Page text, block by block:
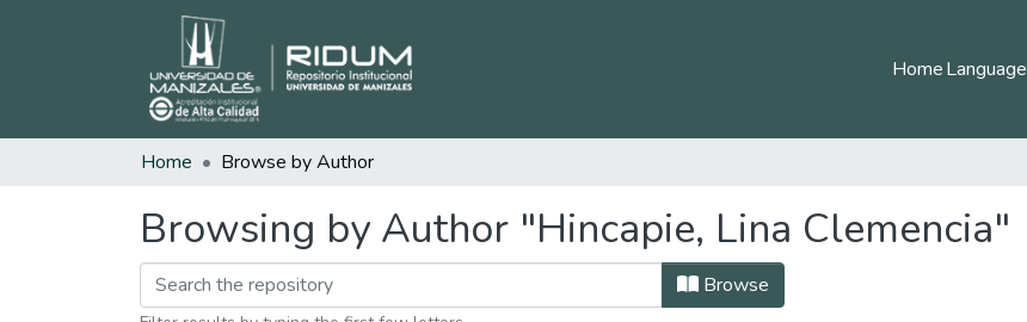
HomeLanguage
Home Browse by Author
Browsing by Author "Hincapie, Lina Clemencia"
Browse